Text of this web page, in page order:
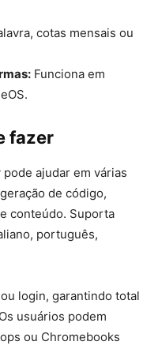
cotas mensais ou
Funciona em
fazer
ajudar em várias
de código,
conteúdo. Suporta
português,
login, garantindo total
usuários podem
ou Chromebooks